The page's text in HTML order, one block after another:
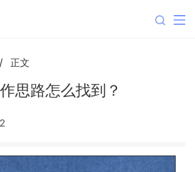
/ 正文
思路怎么找到？